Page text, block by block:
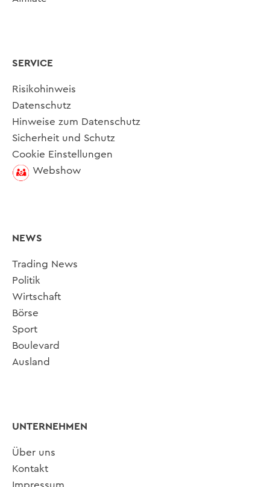
SERVICE
Risikohinweis
Datenschutz
Hinweise zum Datenschutz
Sicherheit und Schutz
Cookie Einstellungen
Webshow
NEWS
Trading News
Politik
Wirtschaft
Börse
Sport
Boulevard
Ausland
UNTERNEHMEN
Über uns
Kontakt
Impressum